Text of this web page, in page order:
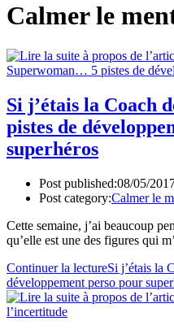
Calmer le
Si j’étais la Coach
pistes de
superhéros
Post published:08/05/
Post category:Calmer le
Cette semaine, j’ai beaucoup
qu’elle est une des figures qui
Continuer la lectureSi j’étais la
développement perso pour